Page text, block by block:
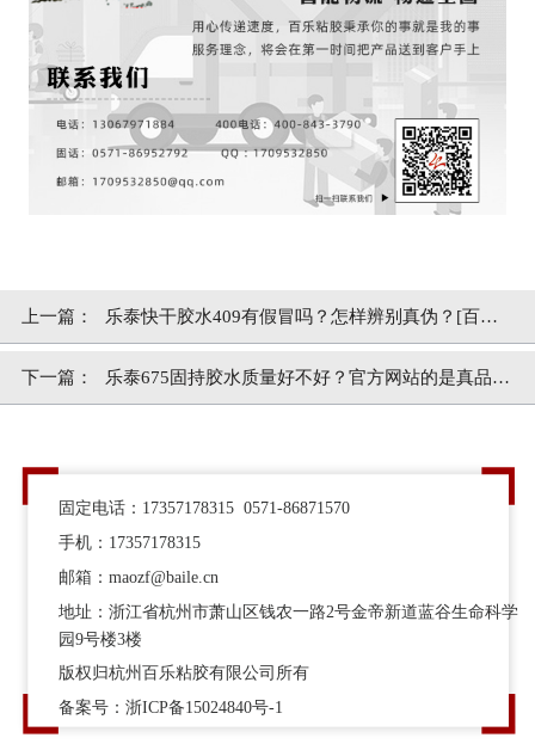
上一篇： 乐泰快干胶水409有假冒吗？怎样辨别真伪？[百乐
粘胶]
下一篇： 乐泰675固持胶水质量好不好？官方网站的是真品
固定电话：17357178315 0571-86871570
手机：17357178315
邮箱：maozf@baile.cn
地址：浙江省杭州市萧山区钱农一路2号金帝新道蓝谷生命科学
园9号楼3楼
版权归杭州百乐粘胶有限公司所有
备案号：浙ICP备15024840号-1